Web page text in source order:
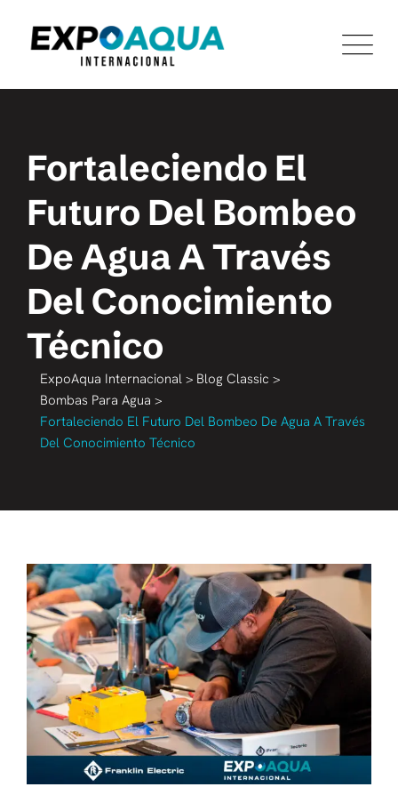
Fortaleciendo El
Futuro Del Bombeo
De Agua A Través
Del Conocimiento
Técnico
ExpoAqua Internacional > Blog Classic >
Bombas Para Agua >
Fortaleciendo El Futuro Del Bombeo De Agua A Través
Del Conocimiento Técnico